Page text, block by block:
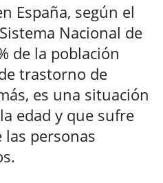
España, según el
Nacional de
de la población
trastorno de
es una situación
edad y que sufre
las personas